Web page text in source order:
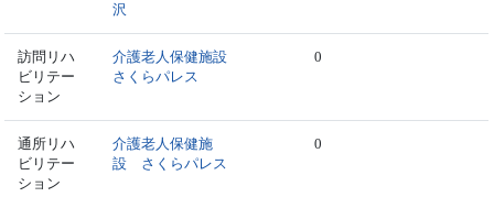
沢
訪問リハ
ビリテー
ション
介護老人保健施設
さくらパレス
0
通所リハ
ビリテー
ション
介護老人保健施
設 さくらパレス
0